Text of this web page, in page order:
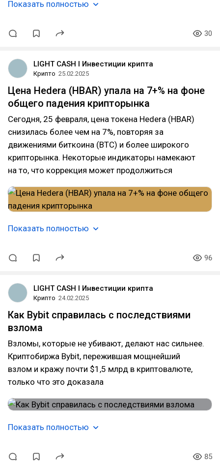
Показать полностью
30
LIGHT CASH l Инвестиции крипта
Крипто 25.02.2025
Цена Hedera (HBAR) упала на 7+% на фоне
общего падения крипторынка
Сегодня, 25 февраля, цена токена Hedera (HBAR)
снизилась более чем на 7%, повторяя за
движениями биткоина (BTC) и более широкого
крипторынка. Некоторые индикаторы намекают
на то, что коррекция может продолжиться
Показать полностью
96
LIGHT CASH l Инвестиции крипта
Крипто 24.02.2025
Как Bybit справилась с последствиями
взлома
Взломы, которые не убивают, делают нас сильнее.
Криптобиржа Bybit, пережившая мощнейший
взлом и кражу почти $1,5 млрд в криптовалюте,
только что это доказала
Показать полностью
85